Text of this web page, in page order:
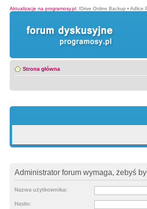
Aktualizacje na programosy.pl: IDrive Online Backup • Adlice
Strona główna
Administrator forum wymaga, żebyś
Nazwa użytkownika:
Hasło: